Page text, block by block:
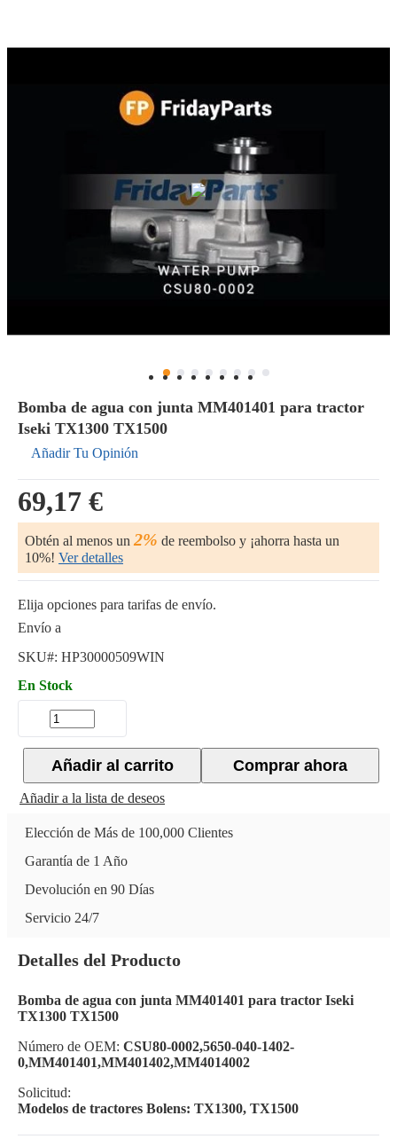
Bomba de agua con junta MM401401 para tractor
Iseki TX1300 TX1500
Añadir Tu Opinión
69,17 €
Obtén al menos un 2% de reembolso y ¡ahorra hasta un
10%! Ver detalles
Elija opciones para tarifas de envío.
Envío a
SKU#: HP30000509WIN
En Stock
Comprar ahora
Añadir al carrito
Añadir a la lista de deseos
Elección de Más de 100,000 Clientes
Garantía de 1 Año
Devolución en 90 Días
Servicio 24/7
Detalles del Producto
Bomba de agua con junta MM401401 para tractor Iseki
TX1300 TX1500
Número de OEM: CSU80-0002,5650-040-1402-
0,MM401401,MM401402,MM4014002
Solicitud:
Modelos de tractores Bolens: TX1300, TX1500